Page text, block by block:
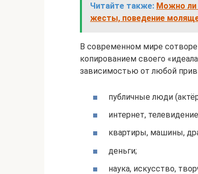
Читайте также: Можно ли
жесты, поведение
В современном мире
копированием своего
зависимостью от любой
публичные люди
интернет,
квартиры, машины,
деньги;
наука, искусство,